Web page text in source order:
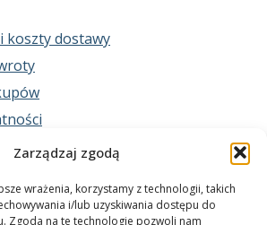
Zarządzaj zgodą
wrażenia, korzystamy z technologii, takich
i/lub uzyskiwania dostępu do
Zgoda na te technologie pozwoli nam
koszty dostawy
Ciebie: